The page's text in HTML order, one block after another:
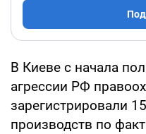
В Киеве с начала
агрессии РФ
зарегистрировали
производств по